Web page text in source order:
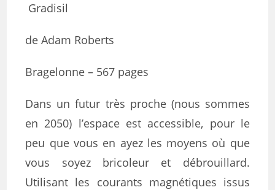
Gradisil
de Adam Roberts
Bragelonne – 567 pages
Dans un futur très proche (nous sommes
en 2050) l’espace est accessible, pour le
peu que vous en ayez les moyens où que
vous soyez bricoleur et débrouillard.
Utilisant les courants magnétiques issus